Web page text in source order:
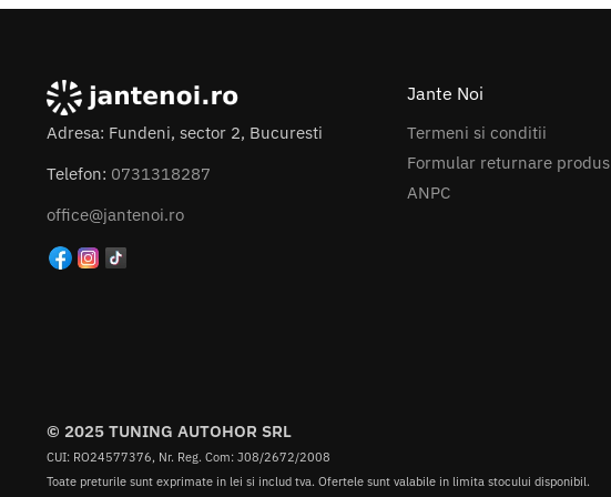
Adresa: Fundeni, sector 2, Bucuresti
Telefon: 0731318287
office@jantenoi.ro
Jante Noi
Termeni si conditii
Formular returnare produs
ANPC
© 2025 TUNING AUTOHOR SRL
CUI: RO24577376, Nr. Reg. Com: J08/2672/2008
Toate preturile sunt exprimate in lei si includ tva. Ofertele sunt valabile in limita stocului disponibil.